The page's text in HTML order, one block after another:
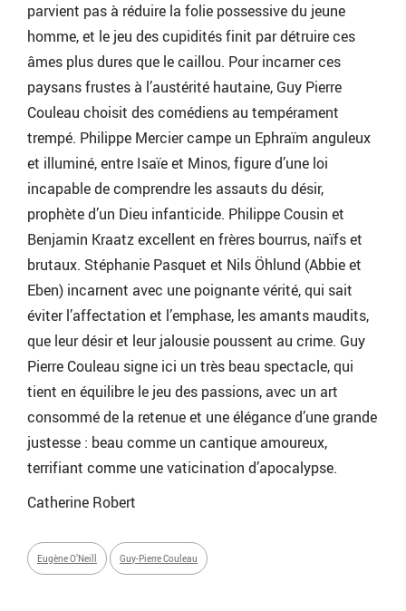
parvient pas à réduire la folie possessive du jeune
homme, et le jeu des cupidités finit par détruire ces
âmes plus dures que le caillou. Pour incarner ces
paysans frustes à l’austérité hautaine, Guy Pierre
Couleau choisit des comédiens au tempérament
trempé. Philippe Mercier campe un Ephraïm anguleux
et illuminé, entre Isaïe et Minos, figure d’une loi
incapable de comprendre les assauts du désir,
prophète d’un Dieu infanticide. Philippe Cousin et
Benjamin Kraatz excellent en frères bourrus, naïfs et
brutaux. Stéphanie Pasquet et Nils Öhlund (Abbie et
Eben) incarnent avec une poignante vérité, qui sait
éviter l’affectation et l’emphase, les amants maudits,
que leur désir et leur jalousie poussent au crime. Guy
Pierre Couleau signe ici un très beau spectacle, qui
tient en équilibre le jeu des passions, avec un art
consommé de la retenue et une élégance d’une grande
justesse : beau comme un cantique amoureux,
terrifiant comme une vaticination d’apocalypse.
Catherine Robert
Eugène O’Neill Guy-Pierre Couleau